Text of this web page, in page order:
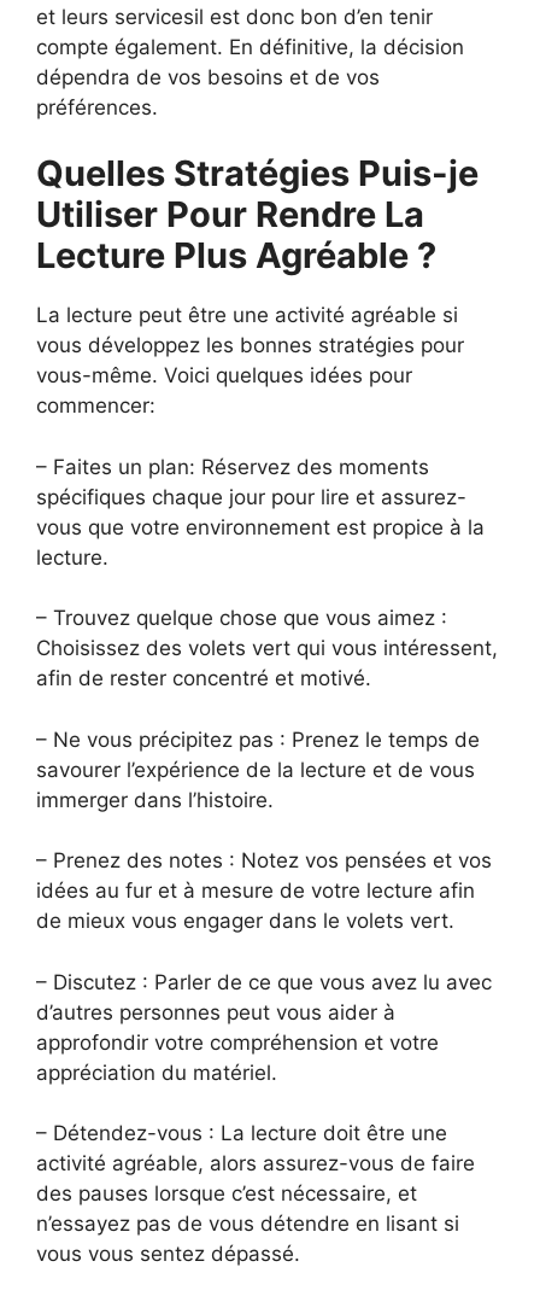
et leurs servicesil est donc bon d’en tenir
compte également. En définitive, la décision
dépendra de vos besoins et de vos
préférences.
Quelles Stratégies Puis-je
Utiliser Pour Rendre La
Lecture Plus Agréable ?
La lecture peut être une activité agréable si
vous développez les bonnes stratégies pour
vous-même. Voici quelques idées pour
commencer:
– Faites un plan: Réservez des moments
spécifiques chaque jour pour lire et assurez-
vous que votre environnement est propice à la
lecture.
– Trouvez quelque chose que vous aimez :
Choisissez des volets vert qui vous intéressent,
afin de rester concentré et motivé.
– Ne vous précipitez pas : Prenez le temps de
savourer l’expérience de la lecture et de vous
immerger dans l’histoire.
– Prenez des notes : Notez vos pensées et vos
idées au fur et à mesure de votre lecture afin
de mieux vous engager dans le volets vert.
– Discutez : Parler de ce que vous avez lu avec
d’autres personnes peut vous aider à
approfondir votre compréhension et votre
appréciation du matériel.
– Détendez-vous : La lecture doit être une
activité agréable, alors assurez-vous de faire
des pauses lorsque c’est nécessaire, et
n’essayez pas de vous détendre en lisant si
vous vous sentez dépassé.